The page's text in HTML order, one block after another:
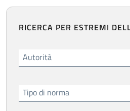
RICERCA PER ESTREMI
Autorità
Tipo di norma